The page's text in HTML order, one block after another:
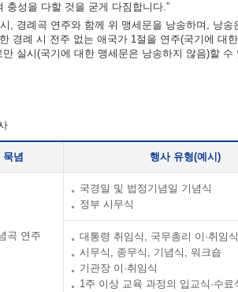
충성을 다할 것을 굳게 다짐합니다.”
, 경례곡 연주와 함께 위 맹세문을 낭송하며, 낭송
경례 시 전주 없는 애국가 1절을 연주(국기에 대
실시(국기에 대한 맹세문은 낭송하지 않음)할 수
묵념 행사 유형(예시)
곡 연주
국경일 및 법정기념일 기념식
정부 시무식
대통령 취임식, 국무총리 이·취임식
시무식, 종무식, 기념식, 워크숍
기관장 이·취임식
1주 이상 교육 과정의 입교식·수료